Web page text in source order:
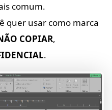
comum.
quer usar como marca
COPIAR,
.